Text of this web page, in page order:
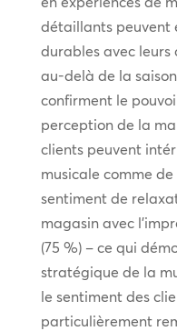
détaillants peuvent
durables avec leurs
au-delà de la
confirment le
perception de la
clients peuvent
musicale comme
sentiment de
magasin avec
(75 %) – ce qui
stratégique de la
le sentiment des
particulièrement